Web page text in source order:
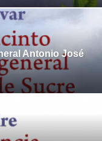
Antonio José